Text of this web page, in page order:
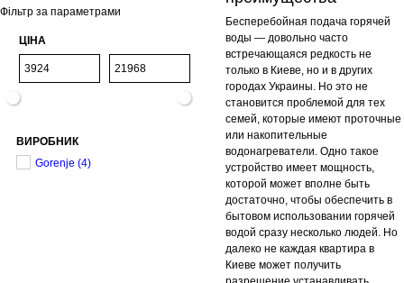
Фільтр за параметрами
ЦІНА
ВИРОБНИК
Gorenje (4)
Бесперебойная подача горячей
воды — довольно часто
встречающаяся редкость не
только в Киеве, но и в других
городах Украины. Но это не
становится проблемой для тех
семей, которые имеют проточные
или накопительные
водонагреватели. Одно такое
устройство имеет мощность,
которой может вполне быть
достаточно, чтобы обеспечить в
бытовом использовании горячей
водой сразу несколько людей. Но
далеко не каждая квартира в
Киеве может получить